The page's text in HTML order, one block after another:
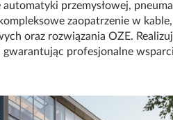
przemysłowej,
zaopatrzenie w kable,
oraz rozwiązania OZE.
gwarantując profesjonalne